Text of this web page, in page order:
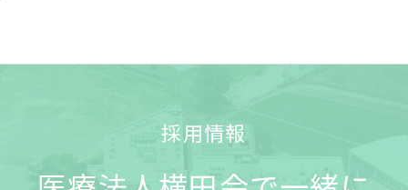
採用情報